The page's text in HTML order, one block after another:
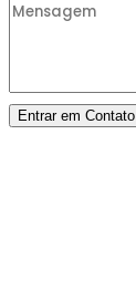
Entrar em Contato